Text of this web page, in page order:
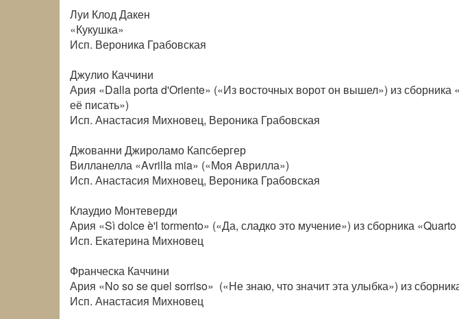
Луи Клод Дакен
«Кукушка»
Исп. Вероника Грабовская
Джулио Каччини
Ария «Dalla porta d'Oriente» («Из восточных ворот он вышел») из
её писать»)
Исп. Анастасия Михновец, Вероника Грабовская
Джованни Джироламо Капсбергер
Вилланелла «AvrilIa mia» («Моя Аврилла»)
Исп. Анастасия Михновец, Вероника Грабовская
Клаудио Монтеверди
Ария «Sì dolce è'l tormento» («Да, сладко это мучение») из сборника
Исп. Екатерина Михновец
Франческа Каччини
Ария «No so se quel sorriso» («Не знаю, что значит эта улыбка») из
Исп. Анастасия Михновец